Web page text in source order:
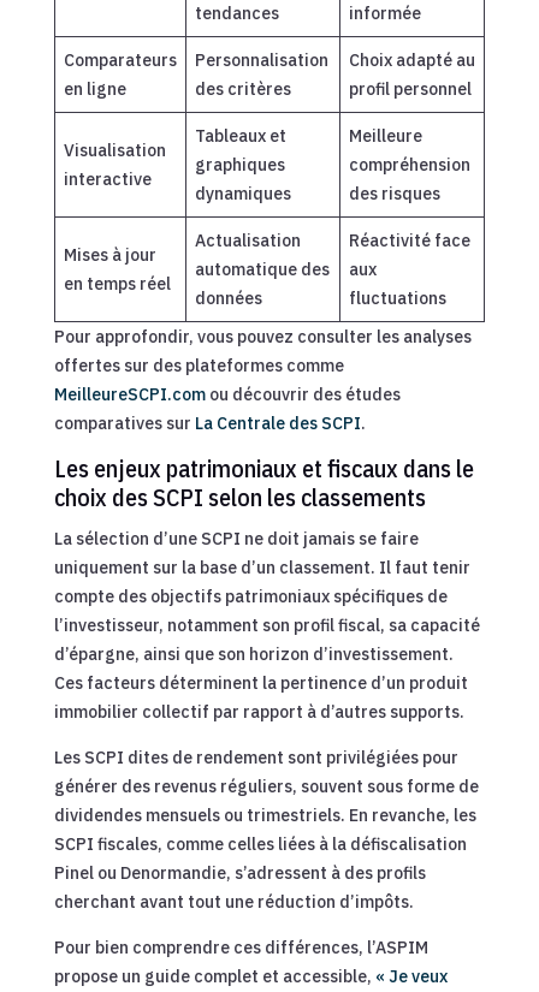
tendances
informée
Comparateurs
en ligne
Personnalisation
des critères
Choix adapté au
profil personnel
Visualisation
interactive
Tableaux et
graphiques
dynamiques
Meilleure
compréhension
des risques
Mises à jour
en temps réel
Actualisation
automatique des
données
Réactivité face
aux
fluctuations
Pour approfondir, vous pouvez consulter les analyses
offertes sur des plateformes comme
MeilleureSCPI.comou découvrir des études
comparatives sur La Centrale des SCPI.
Les enjeux patrimoniaux et fiscaux dans le
choix des SCPI selon les classements
La sélection d’une SCPI ne doit jamais se faire
uniquement sur la base d’un classement. Il faut tenir
compte des objectifs patrimoniaux spécifiques de
l’investisseur, notamment son profil fiscal, sa capacité
d’épargne, ainsi que son horizon d’investissement.
Ces facteurs déterminent la pertinence d’un produit
immobilier collectif par rapport à d’autres supports.
Les SCPI dites de rendement sont privilégiées pour
générer des revenus réguliers, souvent sous forme de
dividendes mensuels ou trimestriels. En revanche, les
SCPI fiscales, comme celles liées à la défiscalisation
Pinel ou Denormandie, s’adressent à des profils
cherchant avant tout une réduction d’impôts.
Pour bien comprendre ces différences, l’ASPIM
propose un guide complet et accessible, « Je veux